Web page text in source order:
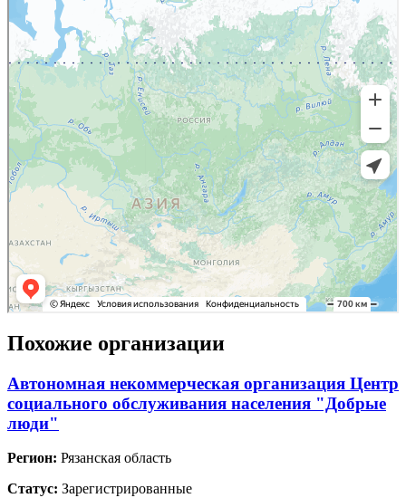
Похожие организации
Автономная некоммерческая организация Центр
социального обслуживания населения "Добрые
люди"
Регион: Рязанская область
Статус: Зарегистрированные